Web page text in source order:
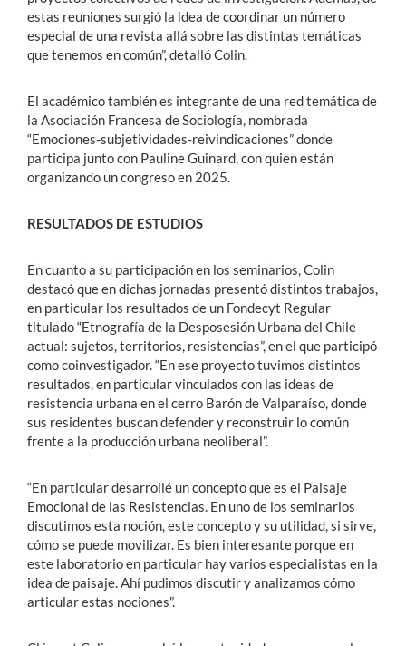
estas reuniones surgió la idea de coordinar un número
especial de una revista allá sobre las distintas temáticas
que tenemos en común”, detalló Colin.
El académico también es integrante de una red temática de
la Asociación Francesa de Sociología, nombrada
“Emociones-subjetividades-reivindicaciones” donde
participa junto con Pauline Guinard, con quien están
organizando un congreso en 2025.
RESULTADOS DE ESTUDIOS
En cuanto a su participación en los seminarios, Colin
destacó que en dichas jornadas presentó distintos trabajos,
en particular los resultados de un Fondecyt Regular
titulado “Etnografía de la Desposesión Urbana del Chile
actual: sujetos, territorios, resistencias”, en el que participó
como coinvestigador. “En ese proyecto tuvimos distintos
resultados, en particular vinculados con las ideas de
resistencia urbana en el cerro Barón de Valparaíso, donde
sus residentes buscan defender y reconstruir lo común
frente a la producción urbana neoliberal”.
“En particular desarrollé un concepto que es el Paisaje
Emocional de las Resistencias. En uno de los seminarios
discutimos esta noción, este concepto y su utilidad, si sirve,
cómo se puede movilizar. Es bien interesante porque en
este laboratorio en particular hay varios especialistas en la
idea de paisaje. Ahí pudimos discutir y analizamos cómo
articular estas nociones”.